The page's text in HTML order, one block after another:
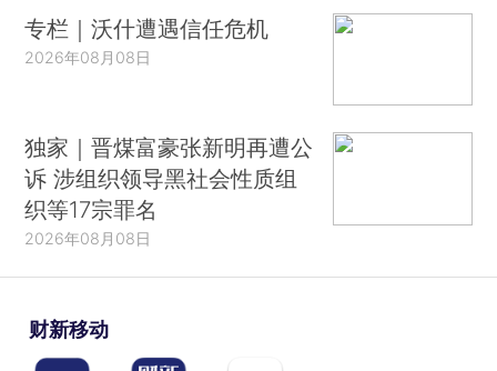
专栏｜沃什遭遇信任危机
2026年08月08日
独家｜晋煤富豪张新明再遭公
诉 涉组织领导黑社会性质组
织等17宗罪名
2026年08月08日
财新移动